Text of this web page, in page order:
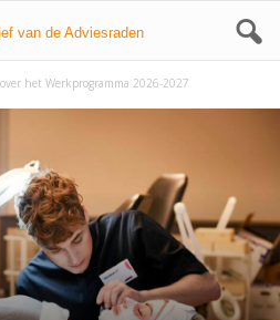
het Werkprogramma 2026-2027